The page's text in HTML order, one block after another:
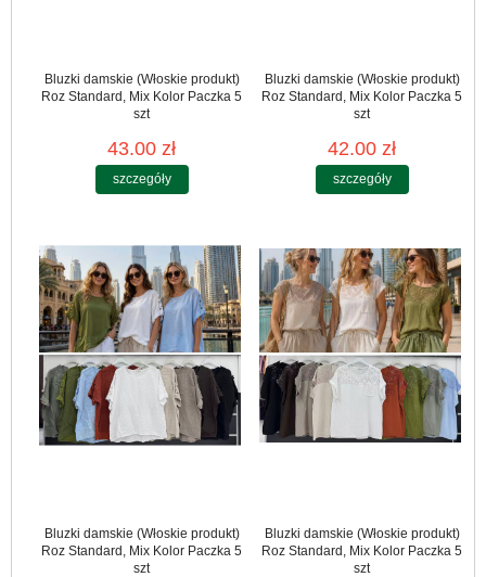
Bluzki damskie (Włoskie produkt)
Roz Standard, Mix Kolor Paczka 5
szt
43.00 zł
szczegóły
Bluzki damskie (Włoskie produkt)
Roz Standard, Mix Kolor Paczka 5
szt
42.00 zł
szczegóły
Bluzki damskie (Włoskie produkt)
Roz Standard, Mix Kolor Paczka 5
szt
Bluzki damskie (Włoskie produkt)
Roz Standard, Mix Kolor Paczka 5
szt